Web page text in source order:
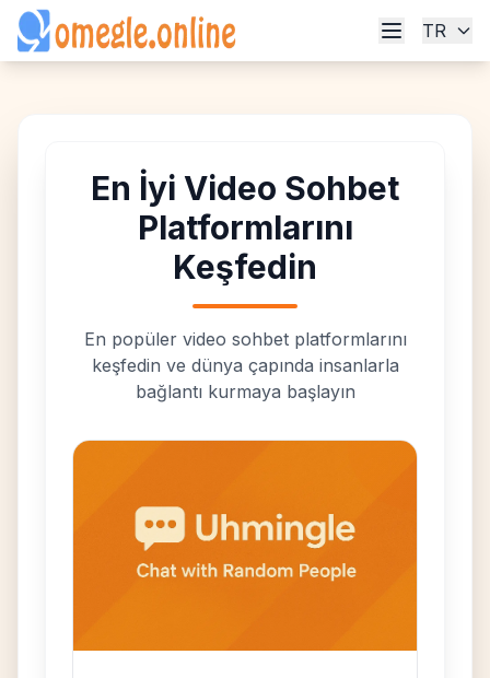
TR
En İyi Video Sohbet
Platformlarını
Keşfedin
En popüler video sohbet platformlarını
keşfedin ve dünya çapında insanlarla
bağlantı kurmaya başlayın